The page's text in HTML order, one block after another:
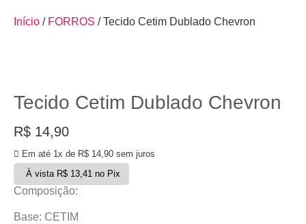
Início / FORROS / Tecido Cetim Dublado Chevron
Tecido Cetim Dublado Chevron
R$ 14,90
Em até 1x de R$ 14,90 sem juros
À vista R$13,41 no Pix
Composição:
Base: CETIM